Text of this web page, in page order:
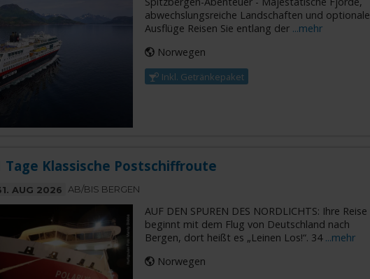
abwechslungsreiche Landschaften und optionale
Ausflüge Reisen Sie entlang der ...mehr
Norwegen
Inkl. Getränkepaket
Tage Klassische Postschiffroute
AUG 2026 AB/BIS BERGEN
AUF DEN SPUREN DES NORDLICHTS: Ihre Reise
beginnt mit dem Flug von Deutschland nach
Bergen, dort heißt es „Leinen Los!“. 34 ...mehr
Norwegen